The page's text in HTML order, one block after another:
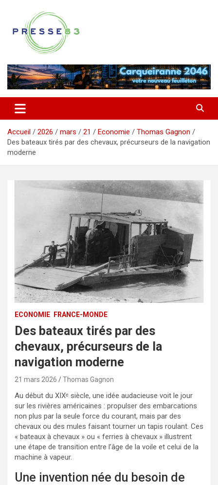
contenu
Presse 83
Accueil 2026 mars 21 Economie
Thomas Gagnon
Des bateaux tirés par des chevaux, précurseurs de la navigation
moderne
ECONOMIE FRANCE-MONDE
Des bateaux tirés par des
chevaux, précurseurs de la
navigation moderne
21 mars 2026 Thomas Gagnon
Au début du XIXᵉ siècle, une idée audacieuse voit le jour
sur les rivières américaines : propulser des embarcations
non plus par la seule force du courant, mais par des
chevaux ou des mules faisant tourner un tapis roulant. Ces
« bateaux à chevaux » ou « ferries à chevaux » illustrent
une étape de transition entre l’âge de la voile et celui de la
machine à vapeur.
Une invention née du besoin de